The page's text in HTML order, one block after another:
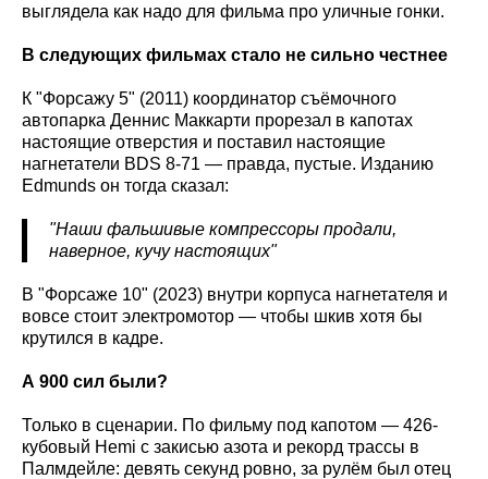
выглядела как надо для фильма про уличные гонки.
В следующих фильмах стало не сильно честнее
К "Форсажу 5" (2011) координатор съёмочного
автопарка Деннис Маккарти прорезал в капотах
настоящие отверстия и поставил настоящие
нагнетатели BDS 8-71 — правда, пустые. Изданию
Edmunds он тогда сказал:
"Наши фальшивые компрессоры продали,
наверное, кучу настоящих"
В "Форсаже 10" (2023) внутри корпуса нагнетателя и
вовсе стоит электромотор — чтобы шкив хотя бы
крутился в кадре.
А 900 сил были?
Только в сценарии. По фильму под капотом — 426-
кубовый Hemi с закисью азота и рекорд трассы в
Палмдейле: девять секунд ровно, за рулём был отец